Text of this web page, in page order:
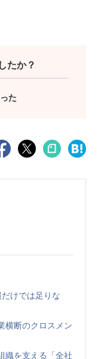
たか？
た
けでは足りな
横断のクロスメン
織を支える「全社